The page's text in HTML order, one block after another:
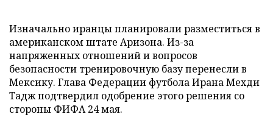
Изначально иранцы планировали разместиться в
американском штате Аризона. Из-за
напряженных отношений и вопросов
безопасности тренировочную базу перенесли в
Мексику. Глава Федерации футбола Ирана Мехди
Тадж подтвердил одобрение этого решения со
стороны ФИФА 24 мая.